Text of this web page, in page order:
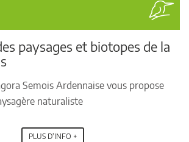
paysages et biotopes de la
Semois Ardennaise vous propose
naturaliste
PLUS D'INFO +